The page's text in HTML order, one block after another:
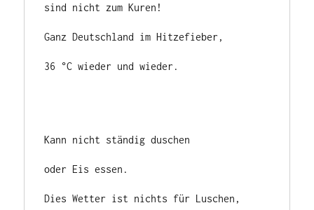
sind nicht zum Kuren!
Ganz Deutschland im Hitzefieber,
36 °C wieder und wieder.
Kann nicht ständig duschen
oder Eis essen.
Dies Wetter ist nichts für Luschen,